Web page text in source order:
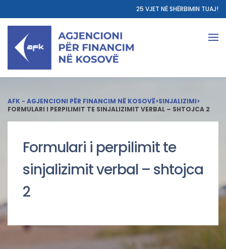
25 VJET NË SHËRBIMIN TUAJ!
AFK - AGJENCIONI PËR FINANCIM NË KOSOVË>SINJALIZIMI>
FORMULARI I PERPILIMIT TE SINJALIZIMIT VERBAL – SHTOJCA 2
Formulari i perpilimit te
sinjalizimit verbal – shtojca
2